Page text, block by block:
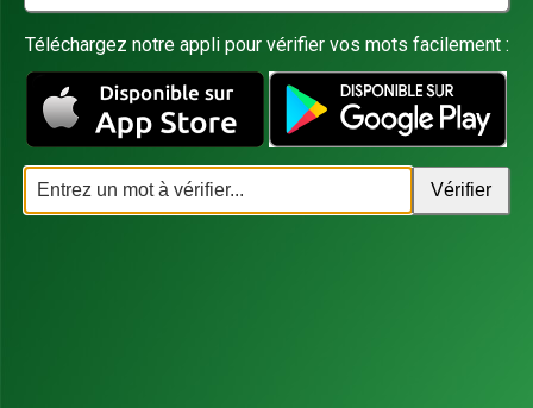
Téléchargez notre appli pour vérifier vos mots facilement :